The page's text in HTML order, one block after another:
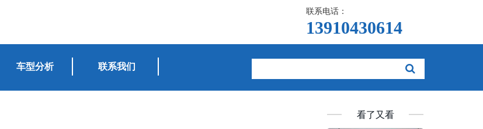
联系电话：
13910430614
车型分析 联系我们
看了又看